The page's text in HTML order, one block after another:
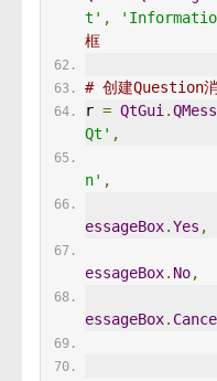
t' ,
框
# 创建Question
r = QtGui .
Qt' ,
n' ,
essageBox.Yes ,
essageBox. No,
essageBox.